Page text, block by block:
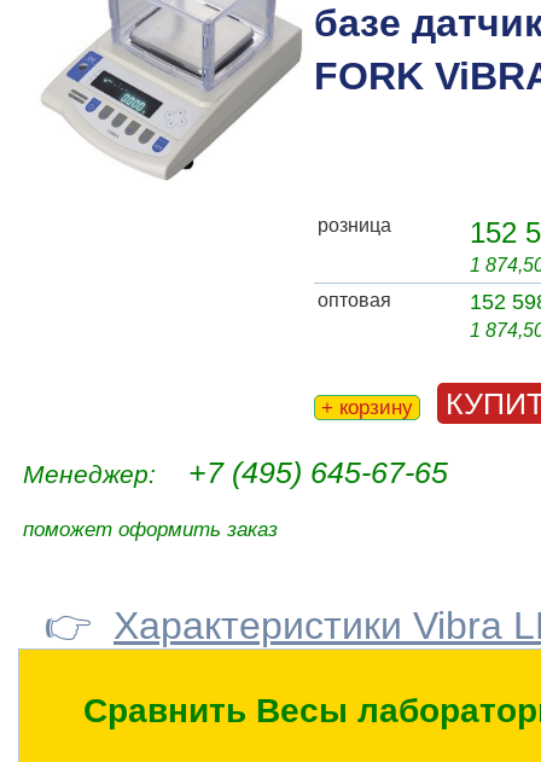
базе
FORK
розница 152
1
оптовая
152
1
+ корзину
Менеджер: +7 (495) 645-67-65
поможет оформить заказ
👉 Характеристики Vibra
Сравнить Весы